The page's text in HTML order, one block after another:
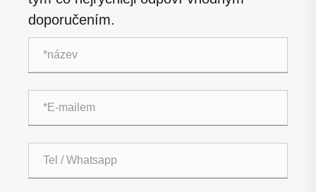
doporučením.